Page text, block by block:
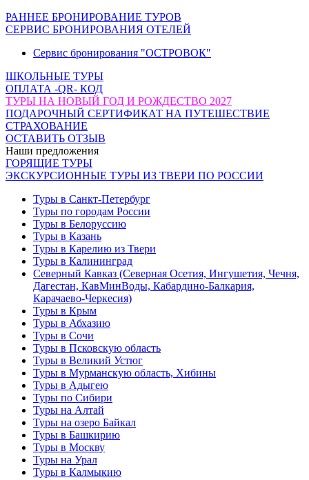
РАННЕЕ БРОНИРОВАНИЕ ТУРОВ
СЕРВИС БРОНИРОВАНИЯ ОТЕЛЕЙ
Сервис бронирования "ОСТРОВОК"
ШКОЛЬНЫЕ ТУРЫ
ОПЛАТА -QR- КОД
ТУРЫ НА НОВЫЙ ГОД И РОЖДЕСТВО 2027
ПОДАРОЧНЫЙ СЕРТИФИКАТ НА ПУТЕШЕСТВИЕ
СТРАХОВАНИЕ
ОСТАВИТЬ ОТЗЫВ
Наши предложения
ГОРЯЩИЕ ТУРЫ
ЭКСКУРСИОННЫЕ ТУРЫ ИЗ ТВЕРИ ПО РОССИИ
Туры в Санкт-Петербург
Туры по городам России
Туры в Белоруссию
Туры в Казань
Туры в Карелию из Твери
Туры в Калининград
Северный Кавказ (Северная Осетия, Ингушетия, Чечня,
Дагестан, КавМинВоды, Кабардино-Балкария,
Карачаево-Черкесия)
Туры в Крым
Туры в Абхазию
Туры в Сочи
Туры в Псковскую область
Туры в Великий Устюг
Туры в Мурманскую область, Хибины
Туры в Адыгею
Туры по Сибири
Туры на Алтай
Туры на озеро Байкал
Туры в Башкирию
Туры в Москву
Туры на Урал
Туры в Калмыкию